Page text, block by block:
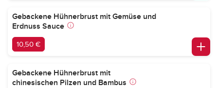
Gebackene Hühnerbrust mit Gemüse und
Erdnuss Sauce
10,50 €
Gebackene Hühnerbrust mit
chinesischen Pilzen und Bambus